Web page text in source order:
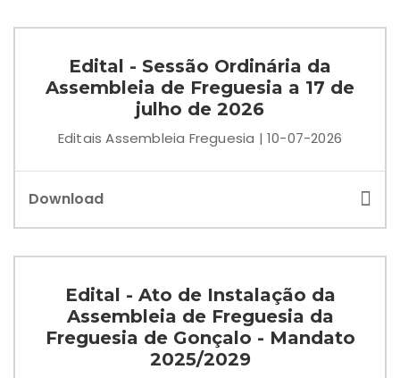
Edital - Sessão Ordinária da
Assembleia de Freguesia a 17 de
julho de 2026
Editais Assembleia Freguesia | 10-07-2026
Download
Edital - Ato de Instalação da
Assembleia de Freguesia da
Freguesia de Gonçalo - Mandato
2025/2029